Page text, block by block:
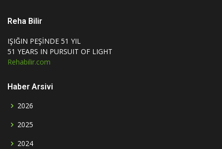
Reha Bilir
IŞIĞIN PEŞİNDE 51 YIL
51 YEARS IN PURSUIT OF LIGHT
Rehabilir.com
Haber Arsivi
2026
2025
2024